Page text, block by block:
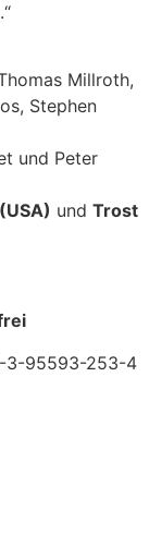
Millroth,
Stephen
und Peter
und Trost
3-95593-253-4